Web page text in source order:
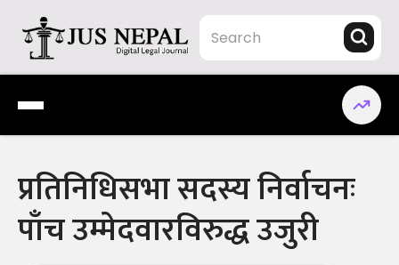
content
Jus Nepal | www.jusnepal.com
Digital Legal Journal
प्रतिनिधिसभा सदस्य निर्वाचनः
पाँच उम्मेदवारविरुद्ध उजुरी